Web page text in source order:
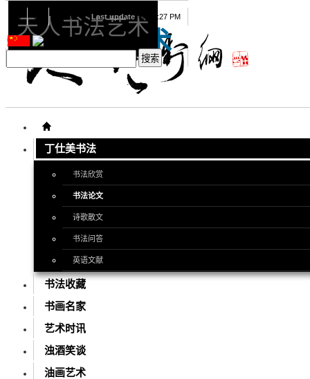
天人书法艺术
丁仕美书法
书法欣赏
书法论文
诗歌散文
书法问答
英语文献
书法收藏
书画名家
艺术时讯
浊酒笑谈
油画艺术
08 07 2026 Last update 08:15:27 PM
天人书法艺术